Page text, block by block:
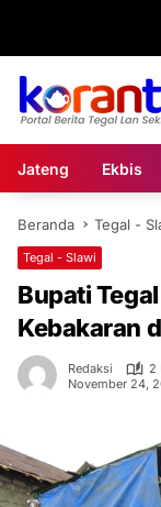
Jateng Ekbis
Beranda Tegal -
Tegal - Slawi
Bupati
Kebakaran
Redaksi
2
November 24,